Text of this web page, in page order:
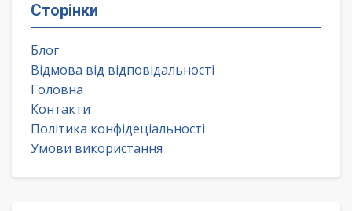
Сторінки
Блог
Відмова від відповідальності
Головна
Контакти
Політика конфідеціальності
Умови використання